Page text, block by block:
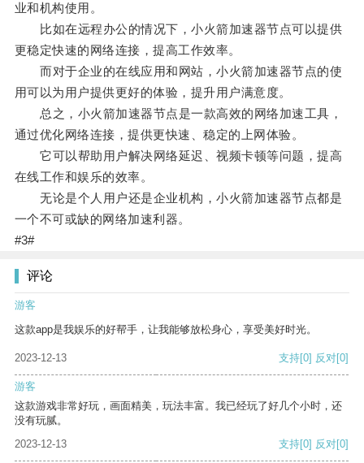
业和机构使用。
比如在远程办公的情况下，小火箭加速器节点可以提供
更稳定快速的网络连接，提高工作效率。
而对于企业的在线应用和网站，小火箭加速器节点的使
用可以为用户提供更好的体验，提升用户满意度。
总之，小火箭加速器节点是一款高效的网络加速工具，
通过优化网络连接，提供更快速、稳定的上网体验。
它可以帮助用户解决网络延迟、视频卡顿等问题，提高
在线工作和娱乐的效率。
无论是个人用户还是企业机构，小火箭加速器节点都是
一个不可或缺的网络加速利器。
#3#
评论
游客
这款app是我娱乐的好帮手，让我能够放松身心，享受美好时光。
2023-12-13 支持[0] 反对[0]
游客
这款游戏非常好玩，画面精美，玩法丰富。我已经玩了好几个小时，还
没有玩腻。
2023-12-13
支持[0] 反对[0]